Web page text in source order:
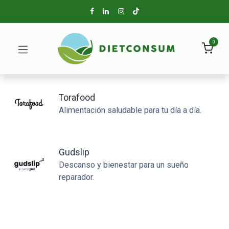
0
Torafood
Alimentación saludable para tu día a día.
Gudslip
Descanso y bienestar para un sueño
reparador.